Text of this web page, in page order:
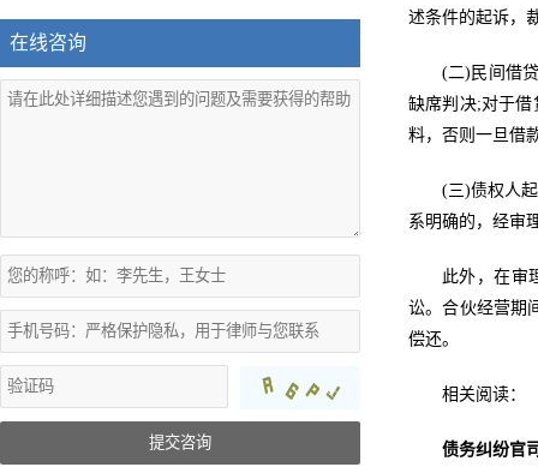
在线咨询
提交咨询
述条件的起诉，
(二)民间借
缺席判决;对于借
料，否则一旦借
(三)债权人
系明确的，经审
此外，在审
讼。合伙经营期
偿还。
相关阅读：
债务纠纷官